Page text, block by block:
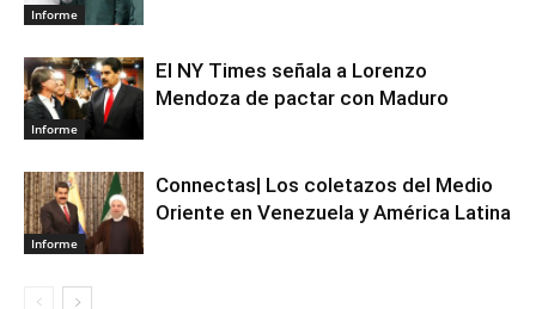
Informe
Informe
El NY Times señala a Lorenzo
Mendoza de pactar con Maduro
Informe
Connectas| Los coletazos del Medio
Oriente en Venezuela y América Latina